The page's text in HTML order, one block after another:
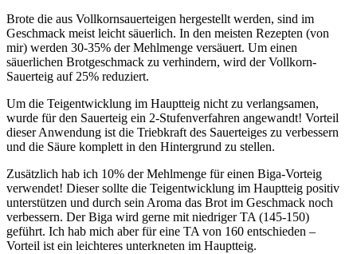
Brote die aus Vollkornsauerteigen hergestellt werden, sind im
Geschmack meist leicht säuerlich. In den meisten Rezepten (von
mir) werden 30-35% der Mehlmenge versäuert. Um einen
säuerlichen Brotgeschmack zu verhindern, wird der Vollkorn-
Sauerteig auf 25% reduziert.
Um die Teigentwicklung im Hauptteig nicht zu verlangsamen,
wurde für den Sauerteig ein 2-Stufenverfahren angewandt! Vorteil
dieser Anwendung ist die Triebkraft des Sauerteiges zu verbessern
und die Säure komplett in den Hintergrund zu stellen.
Zusätzlich hab ich 10% der Mehlmenge für einen Biga-Vorteig
verwendet! Dieser sollte die Teigentwicklung im Hauptteig positiv
unterstützen und durch sein Aroma das Brot im Geschmack noch
verbessern. Der Biga wird gerne mit niedriger TA (145-150)
geführt. Ich hab mich aber für eine TA von 160 entschieden –
Vorteil ist ein leichteres unterkneten im Hauptteig.